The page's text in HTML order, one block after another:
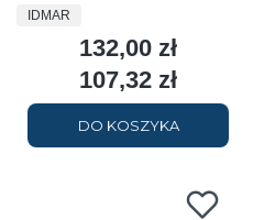
FAF2250 1.6MPa
PRODUCENT
IDMAR
Cena
132,00 zł
Cena
107,32 zł
DO KOSZYKA